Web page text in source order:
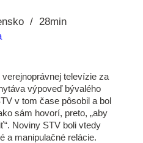
28min
televízie za
výpoveď bývalého
v tom čase pôsobil a bol
sám hovorí, preto, „aby
Noviny STV boli vtedy
a manipulačné relácie.